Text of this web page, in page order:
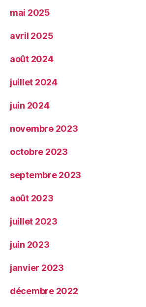
mai 2025
avril 2025
août 2024
juillet 2024
juin 2024
novembre 2023
octobre 2023
septembre 2023
août 2023
juillet 2023
juin 2023
janvier 2023
décembre 2022